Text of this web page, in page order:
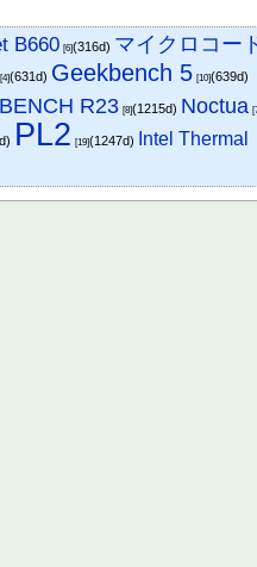
B660 [6](316d) マイクロコー
[4](631d) Geekbench 5 [10](639d)
R23 [8](1215d) Noctua
PL2 [19](1247d)
Intel Thermal